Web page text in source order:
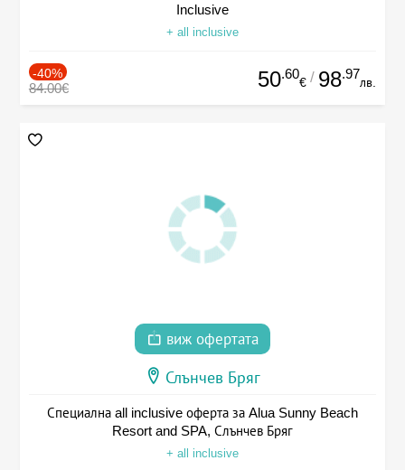
Inclusive
+ all inclusive
-40%
84.00€ 50.60
€ / 98.97
лв.
виж офертата
Слънчев Бряг
Специална all inclusive оферта за Alua Sunny Beach
Resort and SPA, Слънчев Бряг
+ all inclusive